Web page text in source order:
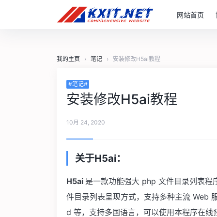
网站首页
我的主页 › 笔记 › 安装修改H5ai教程
#笔记#
安装修改H5ai教程
10月 24, 2020
关于H5ai：
H5ai 是一款功能强大 php 文件目录列表
件目录列表呈现方式，支持多种主流
d 等，支持多国语言，可以使用本程序在